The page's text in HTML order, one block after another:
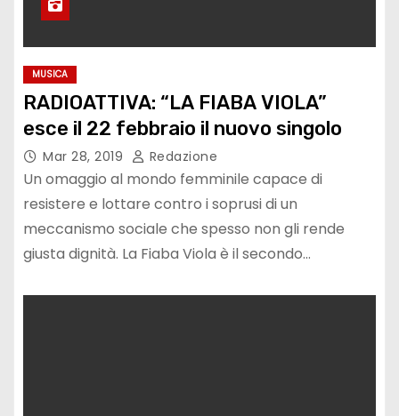
MUSICA
RADIOATTIVA: “LA FIABA VIOLA”
esce il 22 febbraio il nuovo singolo
Mar 28, 2019 Redazione
Un omaggio al mondo femminile capace di
resistere e lottare contro i soprusi di un
meccanismo sociale che spesso non gli rende
giusta dignità. La Fiaba Viola è il secondo…